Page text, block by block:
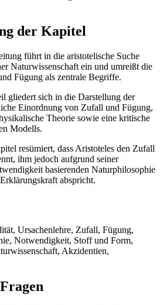
der Kapitel
führt in die aristotelische Suche
Naturwissenschaft ein und umreißt die
Fügung als zentrale Begriffe.
gliedert sich in die Darstellung der
Einordnung von Zufall und Fügung,
Theorie sowie eine kritische
Modells.
resümiert, dass Aristoteles den Zufall
ihm jedoch aufgrund seiner
basierenden Naturphilosophie
abspricht.
Ursachenlehre, Zufall, Fügung,
Notwendigkeit, Stoff und Form,
Akzidentien,